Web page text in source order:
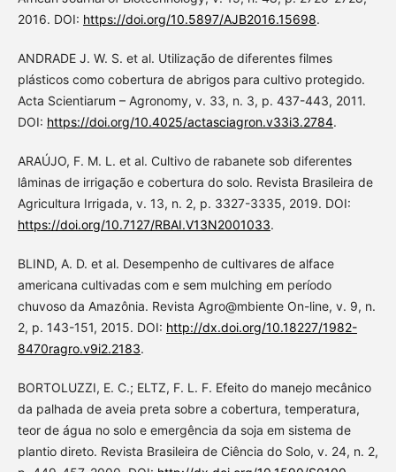
2016. DOI: https://doi.org/10.5897/AJB2016.15698.
ANDRADE J. W. S. et al. Utilização de diferentes filmes
plásticos como cobertura de abrigos para cultivo protegido.
Acta Scientiarum – Agronomy, v. 33, n. 3, p. 437-443, 2011.
DOI: https://doi.org/10.4025/actasciagron.v33i3.2784.
ARAÚJO, F. M. L. et al. Cultivo de rabanete sob diferentes
lâminas de irrigação e cobertura do solo. Revista Brasileira de
Agricultura Irrigada, v. 13, n. 2, p. 3327-3335, 2019. DOI:
https://doi.org/10.7127/RBAI.V13N2001033.
BLIND, A. D. et al. Desempenho de cultivares de alface
americana cultivadas com e sem mulching em período
chuvoso da Amazônia. Revista Agro@mbiente On-line, v. 9, n.
2, p. 143-151, 2015. DOI: http://dx.doi.org/10.18227/1982-
8470ragro.v9i2.2183.
BORTOLUZZI, E. C.; ELTZ, F. L. F. Efeito do manejo mecânico
da palhada de aveia preta sobre a cobertura, temperatura,
teor de água no solo e emergência da soja em sistema de
plantio direto. Revista Brasileira de Ciência do Solo, v. 24, n. 2,